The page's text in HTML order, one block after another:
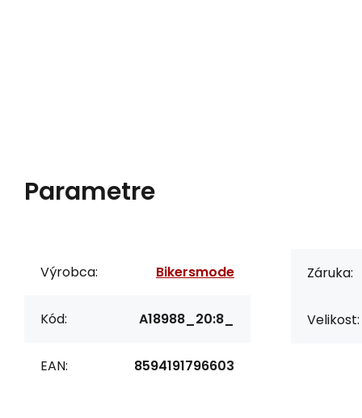
Parametre
Výrobca: Bikersmode
Kód: A18988_20:8_
EAN: 8594191796603
Záruka:
Velikost: